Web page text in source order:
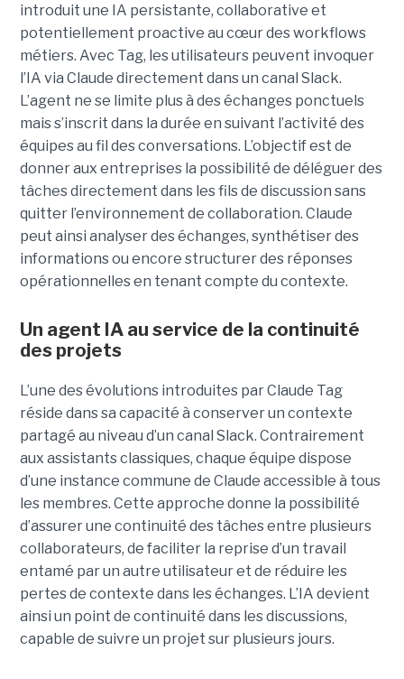
introduit une IA persistante, collaborative et
potentiellement proactive au cœur des workflows
métiers. Avec Tag, les utilisateurs peuvent invoquer
l’IA via Claude directement dans un canal Slack.
L’agent ne se limite plus à des échanges ponctuels
mais s’inscrit dans la durée en suivant l’activité des
équipes au fil des conversations. L’objectif est de
donner aux entreprises la possibilité de déléguer des
tâches directement dans les fils de discussion sans
quitter l’environnement de collaboration. Claude
peut ainsi analyser des échanges, synthétiser des
informations ou encore structurer des réponses
opérationnelles en tenant compte du contexte.
Un agent IA au service de la continuité
des projets
L’une des évolutions introduites par Claude Tag
réside dans sa capacité à conserver un contexte
partagé au niveau d’un canal Slack. Contrairement
aux assistants classiques, chaque équipe dispose
d’une instance commune de Claude accessible à tous
les membres. Cette approche donne la possibilité
d’assurer une continuité des tâches entre plusieurs
collaborateurs, de faciliter la reprise d’un travail
entamé par un autre utilisateur et de réduire les
pertes de contexte dans les échanges. L’IA devient
ainsi un point de continuité dans les discussions,
capable de suivre un projet sur plusieurs jours.